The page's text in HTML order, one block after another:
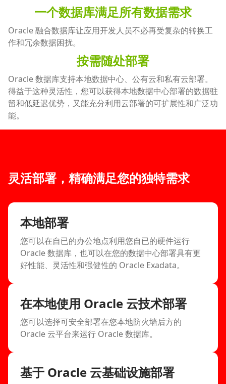
一个数据库满足所有数据需求
Oracle 融合数据库让应用开发人员不必再受复杂的转换工
作和冗余数据困扰。
按需随处部署
Oracle 数据库支持本地数据中心、公有云和私有云部署。
得益于这种灵活性，您可以获得本地数据中心部署的数据驻
留和低延迟优势，又能充分利用云部署的可扩展性和广泛功
能。
灵活部署，精确满足您的独特需求
本地部署
您可以在自已的办公地点利用您自已的硬件运行
Oracle 数据库，也可以在您的数据中心部署具有更
好性能、灵活性和强健性的 Oracle Exadata。
在本地使用 Oracle 云技术部署
您可以选择可安全部署在您本地防火墙后方的
Oracle 云平台来运行 Oracle 数据库。
基于 Oracle 云基础设施部署